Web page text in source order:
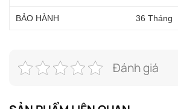
BẢO HÀNH 36 Tháng
Đánh giá